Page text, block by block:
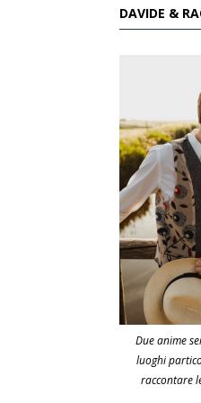
DAVIDE &
Due anime
luoghi
raccontare